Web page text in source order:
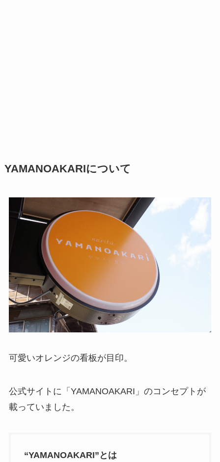
YAMANOAKARIについて
可愛いオレンジの看板が目印。
公式サイトに「YAMANOAKARI」のコンセプトが
載っていました。
“YAMANOAKARI”とは